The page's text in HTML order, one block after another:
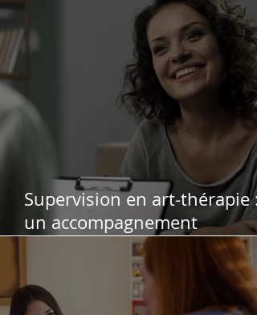
Supervision en art-thérapie :
un accompagnement
professionnel pour soutenir,
affiner et sécuriser votre
pratique